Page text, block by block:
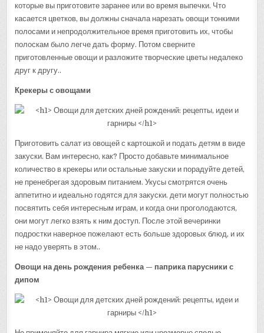
которые вы приготовите заранее или во время выпечки. Что
касается цветков, вы должны сначала нарезать овощи тонкими
полосами и непродолжительное время приготовить их, чтобы
полоскам было легче дать форму. Потом сверните
приготовленные овощи и разложите творческие цветы недалеко
друг к другу..
Крекеры с овощами
Приготовить салат из овощей с картошкой и подать детям в виде
закуски. Вам интересно, как? Просто добавьте минимальное
количество в крекеры или остальные закуски и порадуйте детей,
не пренебрегая здоровым питанием. Укусы смотрятся очень
аппетитно и идеально годятся для закуски. дети могут полностью
посвятить себя интересным играм, и когда они проголодаются,
они могут легко взять к ним доступ. После этой вечеринки
подростки наверное пожелают есть больше здоровых блюд, и их
не надо уверять в этом..
Овощи на день рождения ребенка — паприка парусники с
дипом